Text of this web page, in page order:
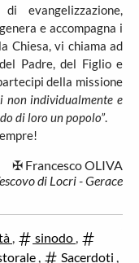
evangelizzazione,
e accompagna i
Chiesa, vi chiama ad
Padre, del Figlio e
della missione
non individualmente e
di loro un popolo”.
✠ Francesco OLIVA
di Locri - Gerace
, sinodo ,
, Sacerdoti ,